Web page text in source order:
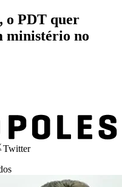
o PDT quer
ministério no
Twitter